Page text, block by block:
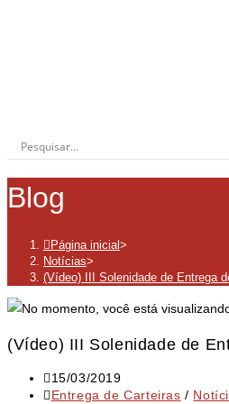
Blog
Página inicial >
Notícias>
(Vídeo) III Solenidade de Entrega
(Vídeo) III Solenidade de
Post
publicado:
15/03/2019
Categoria
Entrega de Carteiras /